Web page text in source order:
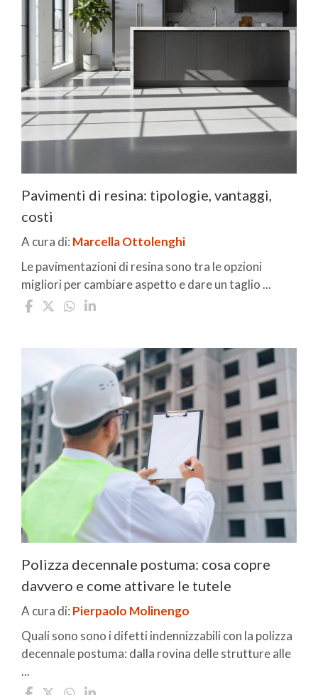
Pavimenti di resina: tipologie, vantaggi,
costi
A cura di: Marcella Ottolenghi
Le pavimentazioni di resina sono tra le opzioni
migliori per cambiare aspetto e dare un taglio ...
Polizza decennale postuma: cosa copre
davvero e come attivare le tutele
A cura di: Pierpaolo Molinengo
Quali sono sono i difetti indennizzabili con la polizza
decennale postuma: dalla rovina delle strutture alle
...